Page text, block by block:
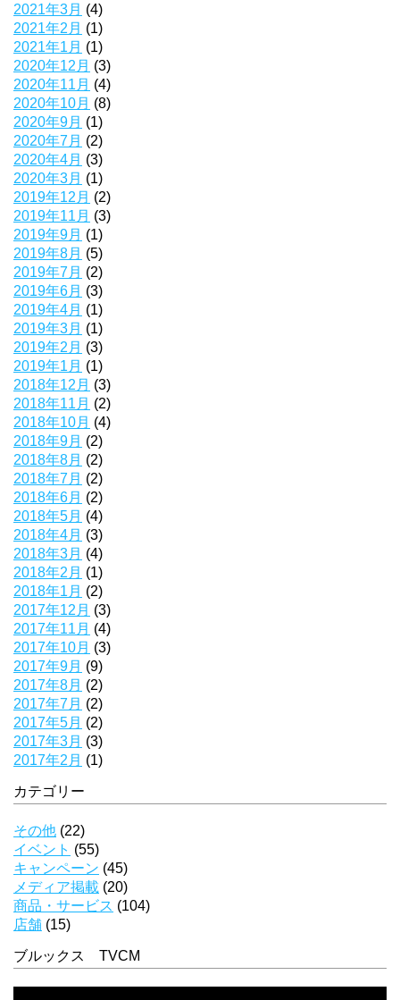
2021年3月 (4)
2021年2月 (1)
2021年1月 (1)
2020年12月 (3)
2020年11月 (4)
2020年10月 (8)
2020年9月 (1)
2020年7月 (2)
2020年4月 (3)
2020年3月 (1)
2019年12月 (2)
2019年11月 (3)
2019年9月 (1)
2019年8月 (5)
2019年7月 (2)
2019年6月 (3)
2019年4月 (1)
2019年3月 (1)
2019年2月 (3)
2019年1月 (1)
2018年12月 (3)
2018年11月 (2)
2018年10月 (4)
2018年9月 (2)
2018年8月 (2)
2018年7月 (2)
2018年6月 (2)
2018年5月 (4)
2018年4月 (3)
2018年3月 (4)
2018年2月 (1)
2018年1月 (2)
2017年12月 (3)
2017年11月 (4)
2017年10月 (3)
2017年9月 (9)
2017年8月 (2)
2017年7月 (2)
2017年5月 (2)
2017年3月 (3)
2017年2月 (1)
カテゴリー
その他 (22)
イベント (55)
キャンペーン (45)
メディア掲載 (20)
商品・サービス (104)
店舗 (15)
ブルックス TVCM